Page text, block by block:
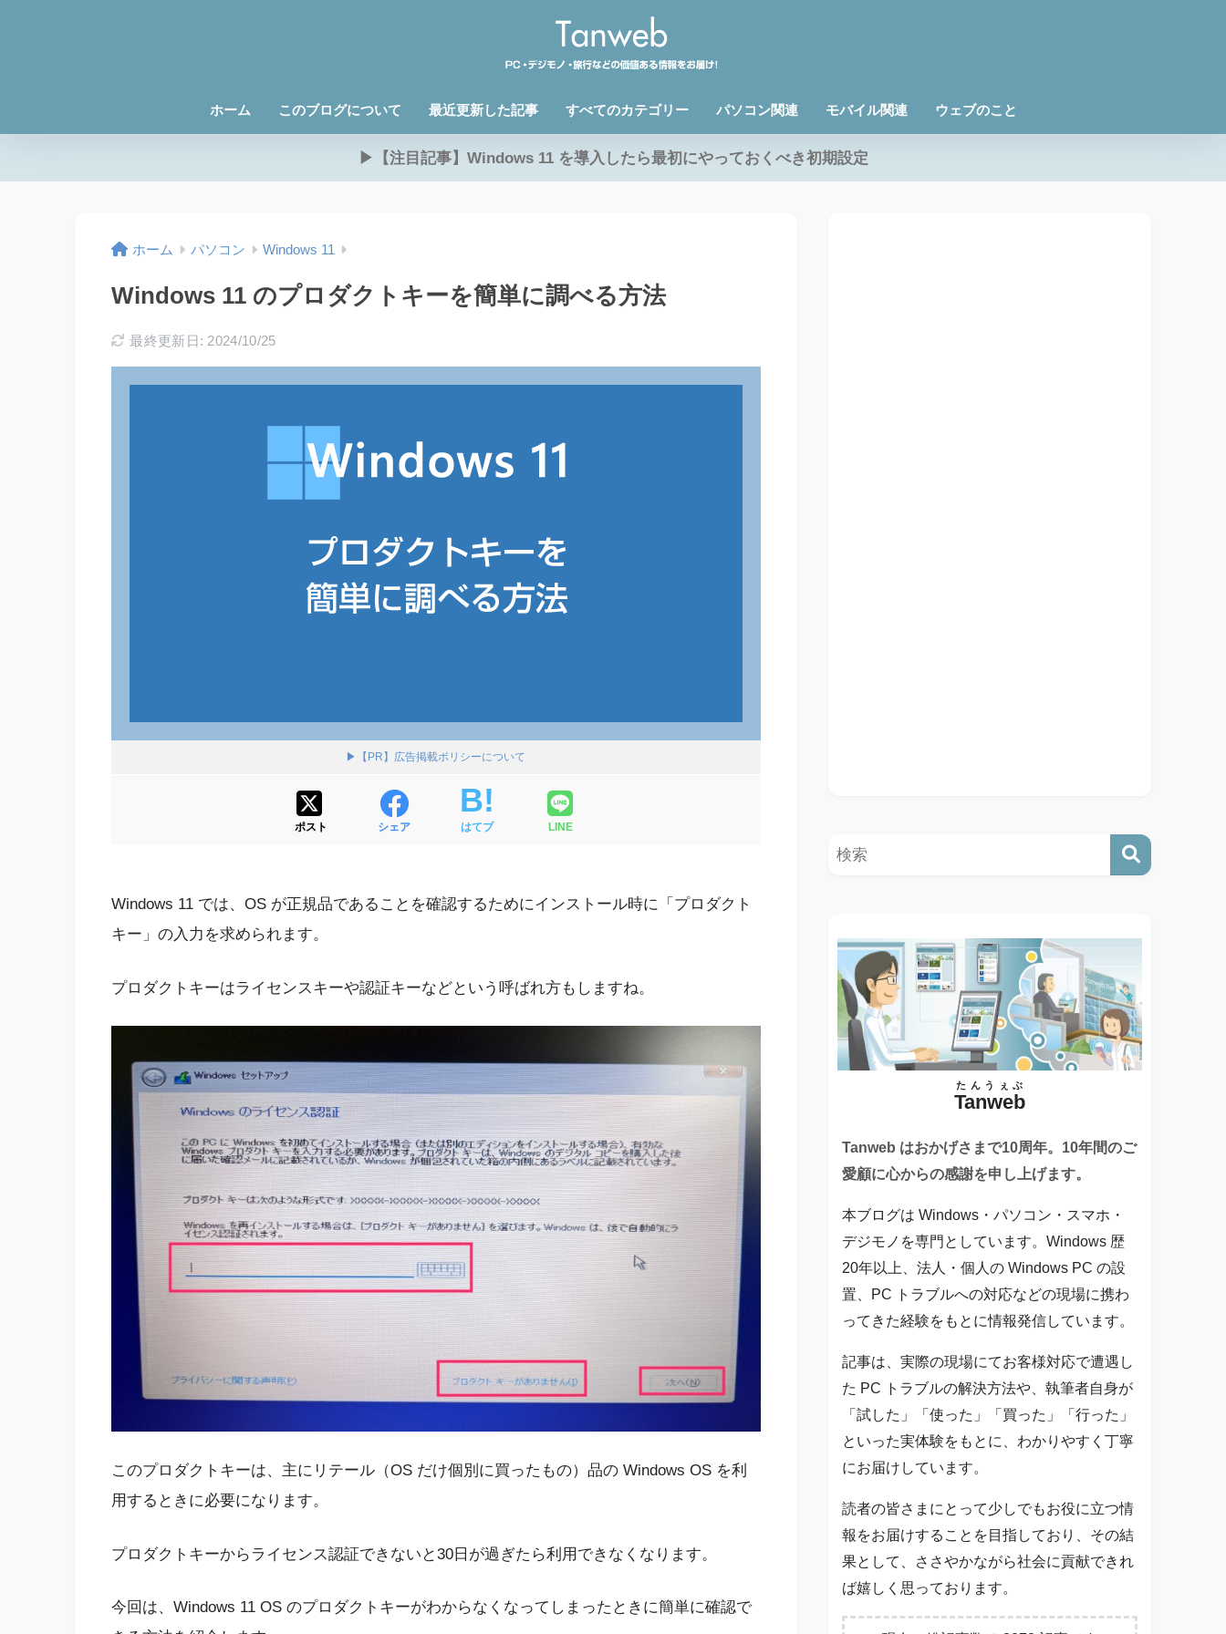
ホーム このブログについて 最近更新した記事 すべてのカテゴリー パソコン関連 モバイル関連 ウェブのこと
▶【注目記事】Windows 11 を導入したら最初にやっておくべき初期設定
ホーム パソコン Windows 11
Windows 11 のプロダクトキーを簡単に調べる方法
最終更新日: 2024/10/25
▶【PR】広告掲載ポリシーについて
ポスト シェア はてブ LINE
Windows 11 では、OS が正規品であることを確認するためにインストール時に「プロダクト
キー」の入力を求められます。
プロダクトキーはライセンスキーや認証キーなどという呼ばれ方もしますね。
このプロダクトキーは、主にリテール（OS だけ個別に買ったもの）品の Windows OS を利
用するときに必要になります。
プロダクトキーからライセンス認証できないと30日が過ぎたら利用できなくなります。
今回は、Windows 11 OS のプロダクトキーがわからなくなってしまったときに簡単に確認で
Tanweb
たんうぇぶ
Tanweb はおかげさまで10周年。10年間のご
愛顧に心からの感謝を申し上げます。
本ブログは Windows・パソコン・スマホ・
デジモノを専門としています。Windows 歴
20年以上、法人・個人の Windows PC の設
置、PC トラブルへの対応などの現場に携わ
ってきた経験をもとに情報発信しています。
記事は、実際の現場にてお客様対応で遭遇し
た PC トラブルの解決方法や、執筆者自身が
「試した」「使った」「買った」「行った」
といった実体験をもとに、わかりやすく丁寧
にお届けしています。
読者の皆さまにとって少しでもお役に立つ情
報をお届けすることを目指しており、その結
果として、ささやかながら社会に貢献できれ
ば嬉しく思っております。